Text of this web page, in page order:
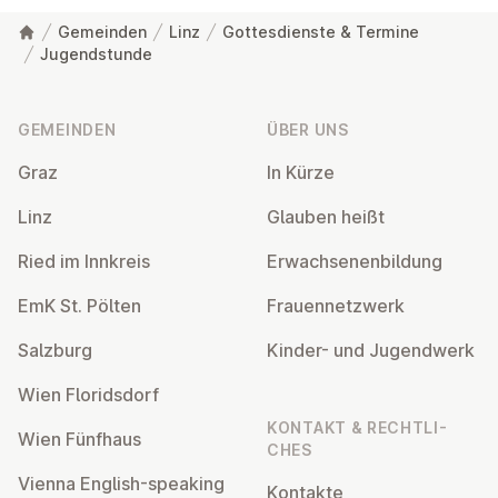
Gemeinden Linz
Gottesdienste & Termine
Jugendstunde
GEMEINDEN
Graz
Linz
Ried im Innkreis
EmK St. Pölten
Salzburg
Wien Flo­rids­dorf
Wien Fünfhaus
Vienna English-speaking
ÜBER UNS
In Kürze
Glauben heißt
Er­wach­se­nen­bil­dung
Frau­en­netz­werk
Kinder- und Ju­gend­werk
KONTAKT & RECHT­LI­
CHES
Kontakte